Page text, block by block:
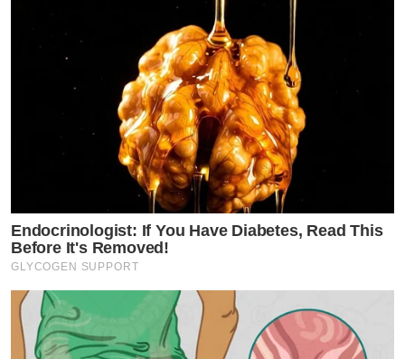
Endocrinologist: If You Have Diabetes, Read This
Before It's Removed!
GLYCOGEN SUPPORT